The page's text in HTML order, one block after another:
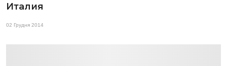
Италия
02 Грудня 2014